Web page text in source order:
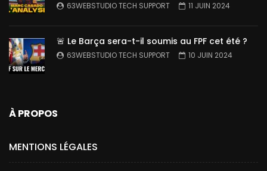
63WEBSTUDIO TECH SUPPORT 11 JUIN 2024
🚨 Le Barça sera-t-il soumis au FPF cet été ?
63WEBSTUDIO TECH SUPPORT 10 JUIN 2024
À PROPOS
MENTIONS LÉGALES